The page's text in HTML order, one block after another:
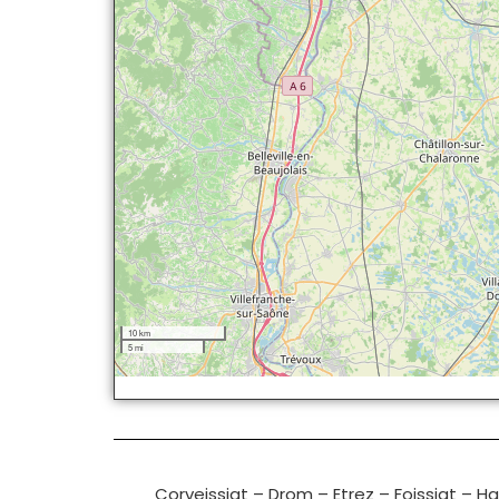
10 km
5 mi
Corveissiat – Drom – Etrez – Foissiat –